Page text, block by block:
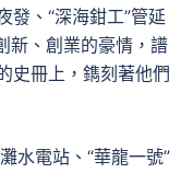
發、“深海鉗工”管延
新、創業的豪情，譜
史冊上，鐫刻著他們
水電站、“華龍一號”